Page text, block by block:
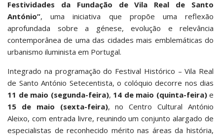
Festividades da Fundação de Vila Real de Santo
António”, uma iniciativa que propõe uma reflexão
aprofundada sobre a génese, evolução e relevância
contemporânea de uma das cidades mais emblemáticas do
urbanismo iluminista em Portugal.
Integrado na programação do Festival Histórico – Vila Real
de Santo António Setecentista, o colóquio decorre nos dias
11 de maio (segunda-feira), 14 de maio (quinta-feira)e
15 de maio (sexta-feira), no Centro Cultural António
Aleixo, com entrada livre, reunindo um conjunto alargado de
especialistas de reconhecido mérito nas áreas da história,